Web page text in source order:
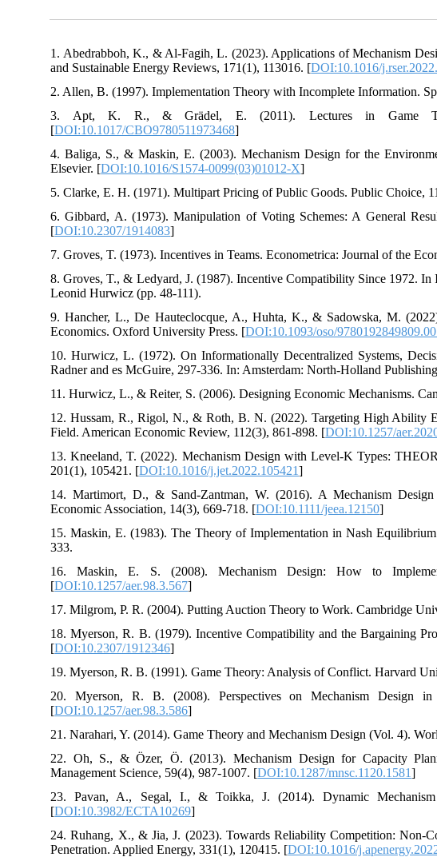
1. Abedrabboh, K., & Al-Fagih, L. (2023). Applications of Mechanism
and Sustainable Energy Reviews, 171(1), 113016. [DOI:10.1016/
2. Allen, B. (1997). Implementation Theory with Incomplete Information.
3. Apt, K. R., & Grädel, E. (2011). Lectures in Game
[DOI:10.1017/CBO9780511973468]
4. Baliga, S., & Maskin, E. (2003). Mechanism Design for the
Elsevier. [DOI:10.1016/S1574-0099(03)01012-X]
5. Clarke, E. H. (1971). Multipart Pricing of Public Goods. Public Choice,
6. Gibbard, A. (1973). Manipulation of Voting Schemes: A General
[DOI:10.2307/1914083]
7. Groves, T. (1973). Incentives in Teams. Econometrica: Journal of the
8. Groves, T., & Ledyard, J. (1987). Incentive Compatibility Since 1972.
Leonid Hurwicz (pp. 48-111).
9. Hancher, L., De Hauteclocque, A., Huhta, K., & Sadowska, M.
Economics. Oxford University Press. [DOI:10.1093/oso/
10. Hurwicz, L. (1972). On Informationally Decentralized Systems,
Radner and es McGuire, 297-336. In: Amsterdam: North-Holland
11. Hurwicz, L., & Reiter, S. (2006). Designing Economic Mechanisms.
12. Hussam, R., Rigol, N., & Roth, B. N. (2022). Targeting High Ability
Field. American Economic Review, 112(3), 861-898. [DOI:10.1257/
13. Kneeland, T. (2022). Mechanism Design with Level-K Types:
201(1), 105421. [DOI:10.1016/j.jet.2022.105421]
14. Martimort, D., & Sand-Zantman, W. (2016). A Mechanism
Economic Association, 14(3), 669-718. [DOI:10.1111/jeea.12150]
15. Maskin, E. (1983). The Theory of Implementation in Nash
333.
16. Maskin, E. S. (2008). Mechanism Design: How to
[DOI:10.1257/aer.98.3.567]
17. Milgrom, P. R. (2004). Putting Auction Theory to Work. Cambridge
18. Myerson, R. B. (1979). Incentive Compatibility and the Bargaining
[DOI:10.2307/1912346]
19. Myerson, R. B. (1991). Game Theory: Analysis of Conflict. Harvard
20. Myerson, R. B. (2008). Perspectives on Mechanism Design
[DOI:10.1257/aer.98.3.586]
21. Narahari, Y. (2014). Game Theory and Mechanism Design (Vol. 4).
22. Oh, S., & Özer, Ö. (2013). Mechanism Design for Capacity
Management Science, 59(4), 987-1007. [DOI:10.1287/mnsc.1120.1581]
23. Pavan, A., Segal, I., & Toikka, J. (2014). Dynamic
[DOI:10.3982/ECTA10269]
24. Ruhang, X., & Jia, J. (2023). Towards Reliability Competition: Non-
Penetration. Applied Energy, 331(1), 120415. [DOI:10.1016/